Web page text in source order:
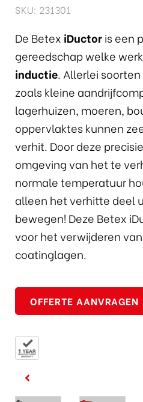
SKU: 231301
De Betex iDuctoris een
gereedschap welke
inductie. Allerlei
zoals kleine
lagerhuizen, moeren,
oppervlaktes kunnen
verhit. Door deze
omgeving van het te
normale temperatuur
alleen het verhitte deel
bewegen! Deze Betex
voor het verwijderen
coatinglagen.
OFFERTE AANVRAGEN